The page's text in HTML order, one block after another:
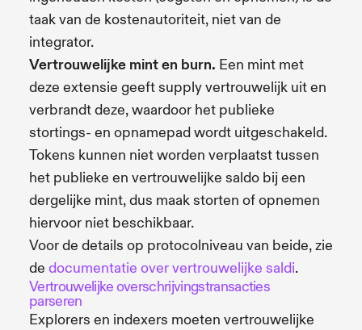
taak van de kostenautoriteit, niet van de
integrator.
Vertrouwelijke mint en burn. Een mint met
deze extensie geeft supply vertrouwelijk uit en
verbrandt deze, waardoor het publieke
stortings- en opnamepad wordt uitgeschakeld.
Tokens kunnen niet worden verplaatst tussen
het publieke en vertrouwelijke saldo bij een
dergelijke mint, dus maak storten of opnemen
hiervoor niet beschikbaar.
Voor de details op protocolniveau van beide, zie
de documentatie over vertrouwelijke saldi.
Vertrouwelijke overschrijvingstransacties
parseren
Explorers en indexers moeten vertrouwelijke